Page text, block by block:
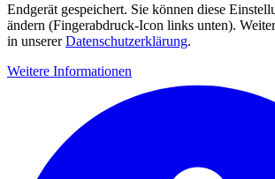
Endgerät gespeichert. Sie können diese
ändern (Fingerabdruck-Icon links unten).
in unsererDatenschutzerklärung.
Weitere Informationen